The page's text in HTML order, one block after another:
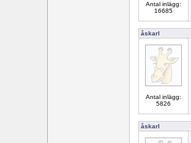
Antal inlägg:
16685
åskarl
Antal inlägg:
5826
åskarl